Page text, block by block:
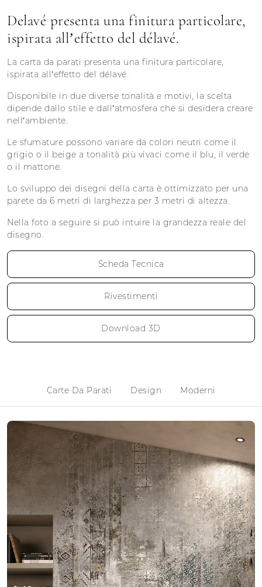
Delavé presenta una finitura particolare,
ispirata all’effetto del délavé.
La carta da parati presenta una finitura particolare,
ispirata all’effetto del délavé.
Disponibile in due diverse tonalità e motivi, la scelta
dipende dallo stile e dall’atmosfera che si desidera creare
nell’ambiente.
Le sfumature possono variare da colori neutri come il
grigio o il beige a tonalità più vivaci come il blu, il verde
o il mattone.
Lo sviluppo dei disegni della carta è ottimizzato per una
parete da 6 metri di larghezza per 3 metri di altezza.
Nella foto a seguire si può intuire la grandezza reale del
disegno.
Scheda Tecnica
Rivestimenti
Download 3D
Carte Da Parati Design Moderni